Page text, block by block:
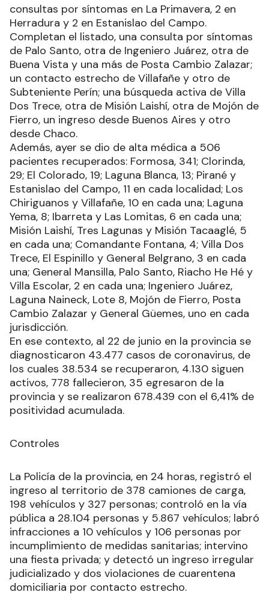
consultas por síntomas en La Primavera, 2 en
Herradura y 2 en Estanislao del Campo.
Completan el listado, una consulta por síntomas
de Palo Santo, otra de Ingeniero Juárez, otra de
Buena Vista y una más de Posta Cambio Zalazar;
un contacto estrecho de Villafañe y otro de
Subteniente Perín; una búsqueda activa de Villa
Dos Trece, otra de Misión Laishí, otra de Mojón de
Fierro, un ingreso desde Buenos Aires y otro
desde Chaco.
Además, ayer se dio de alta médica a 506
pacientes recuperados: Formosa, 341; Clorinda,
29; El Colorado, 19; Laguna Blanca, 13; Pirané y
Estanislao del Campo, 11 en cada localidad; Los
Chiriguanos y Villafañe, 10 en cada una; Laguna
Yema, 8; Ibarreta y Las Lomitas, 6 en cada una;
Misión Laishí, Tres Lagunas y Misión Tacaaglé, 5
en cada una; Comandante Fontana, 4; Villa Dos
Trece, El Espinillo y General Belgrano, 3 en cada
una; General Mansilla, Palo Santo, Riacho He Hé y
Villa Escolar, 2 en cada una; Ingeniero Juárez,
Laguna Naineck, Lote 8, Mojón de Fierro, Posta
Cambio Zalazar y General Güemes, uno en cada
jurisdicción.
En ese contexto, al 22 de junio en la provincia se
diagnosticaron 43.477 casos de coronavirus, de
los cuales 38.534 se recuperaron, 4.130 siguen
activos, 778 fallecieron, 35 egresaron de la
provincia y se realizaron 678.439 con el 6,41% de
positividad acumulada.
Controles
La Policía de la provincia, en 24 horas, registró el
ingreso al territorio de 378 camiones de carga,
198 vehículos y 327 personas; controló en la vía
pública a 28.104 personas y 5.867 vehículos; labró
infracciones a 10 vehículos y 106 personas por
incumplimiento de medidas sanitarias; intervino
una fiesta privada; y detectó un ingreso irregular
judicializado y dos violaciones de cuarentena
domiciliaria por contacto estrecho.